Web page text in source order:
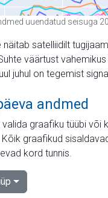
uuendatud seisuga
näitab satelliidilt
väärtust
juhul on tegemist
andmed
graafiku tüübi või
graafikud
kord tunnis.